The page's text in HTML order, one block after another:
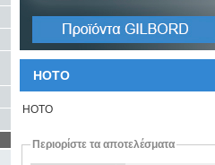
HOTO
HOTO
Περιορίστε τα αποτελέσματα